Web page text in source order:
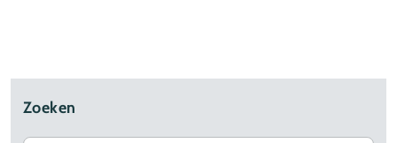
Alpbacher Bergbahn
Zoeken